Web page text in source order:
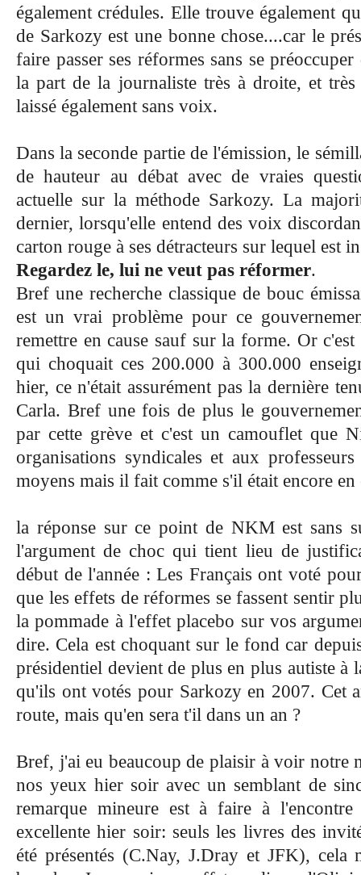
également crédules. Elle trouve également
de Sarkozy est une bonne chose....car le
faire passer ses réformes sans se
la part de la journaliste très à droite, et
laissé également sans voix.
Dans la seconde partie de l'émission, le
de hauteur au débat avec de vraies
actuelle sur la méthode Sarkozy. La
dernier, lorsqu'elle entend des voix
carton rouge à ses détracteurs sur lequel est
Regardez le, lui ne veut pas réformer.
Bref une recherche classique de bouc
est un vrai problème pour ce
remettre en cause sauf sur la forme. Or
qui choquait ces 200.000 à 300.000
hier, ce n'était assurément pas la dernière
Carla. Bref une fois de plus le
par cette grève et c'est un camouflet que
organisations syndicales et aux
moyens mais il fait comme s'il était encore en
la réponse sur ce point de NKM est sans
l'argument de choc qui tient lieu de
début de l'année : Les Français ont voté
que les effets de réformes se fassent sentir
la pommade à l'effet placebo sur vos
dire. Cela est choquant sur le fond car
présidentiel devient de plus en plus autiste à
qu'ils ont votés pour Sarkozy en 2007. Cet
route, mais qu'en sera t'il dans un an ?
Bref, j'ai eu beaucoup de plaisir à voir notre
nos yeux hier soir avec un semblant de
remarque mineure est à faire à
excellente hier soir: seuls les livres des
été présentés (C.Nay, J.Dray et JFK),